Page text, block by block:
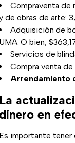
Compraventa de
de obras de arte:
Adquisición de
UMA. O bien,
Servicios de
Compra venta
Arrendamiento
La
dinero en
Es importante tener